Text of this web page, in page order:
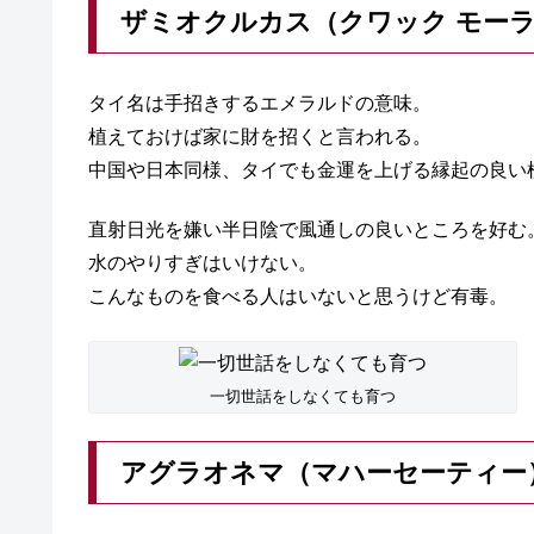
ザミオクルカス（クワック モーラ
タイ名は手招きするエメラルドの意味。
植えておけば家に財を招くと言われる。
中国や日本同様、タイでも金運を上げる縁起の良い
直射日光を嫌い半日陰で風通しの良いところを好む
水のやりすぎはいけない。
こんなものを食べる人はいないと思うけど有毒。
一切世話をしなくても育つ
アグラオネマ（マハーセーティー